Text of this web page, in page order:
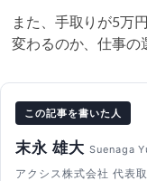
また、手取りが5万
変わるのか、仕事の
この記事を書いた人
末永 雄大 Suenaga
アクシス株式会社 代表